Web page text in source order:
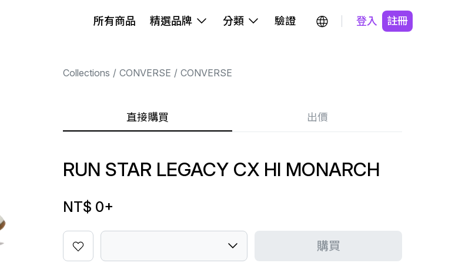
所有商品 精選品牌 分類 驗證 登入 註冊
Collections CONVERSE CONVERSE
直接購買 出價
RUN STAR LEGACY CX HI MONARCH
NT$ 0+
購買